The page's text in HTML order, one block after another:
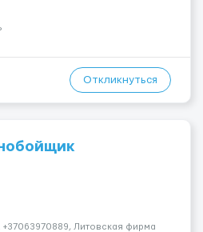
приглашения делаем только для
портф...
Откликнуться
+37063970889, Литовская фирма